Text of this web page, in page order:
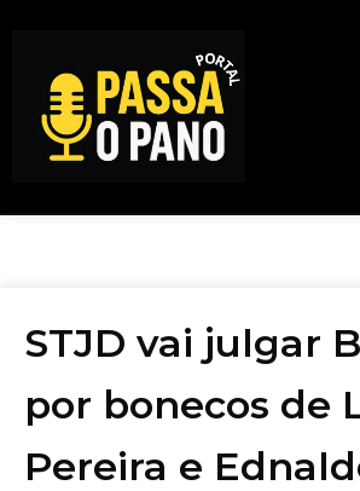
STJD vai julgar
por bonecos de
Pereira e